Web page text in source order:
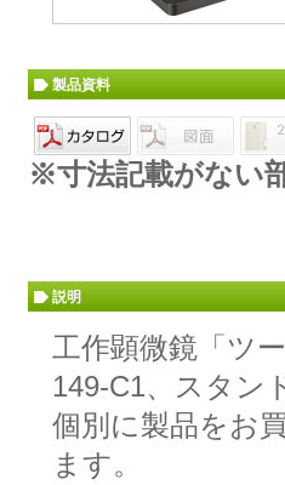
製品資料
※寸法記載がない
説明
工作顕微鏡「ツ
149-C1、スタン
個別に製品をお
ます。